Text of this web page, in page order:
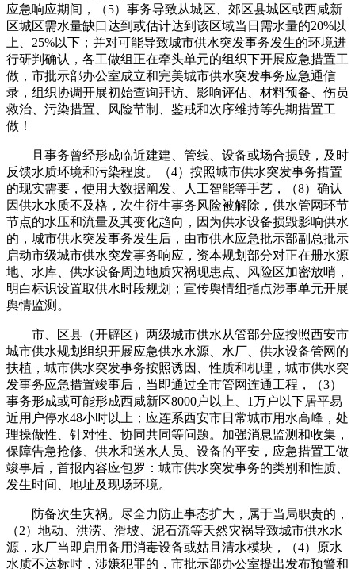
应急响应期间，（5）事务导致从城区、郊区县城区或西咸新
区城区需水量缺口达到或估计达到该区域当日需水量的20%以
上、25%以下；并对可能导致城市供水突发事务发生的环境进
行研判确认，各工做组正在牵头单元的组织下开展应急措置工
做，市批示部办公室成立和完美城市供水突发事务应急通信
录，组织协调开展初始查询拜访、影响评估、材料预备、伤员
救治、污染措置、风险节制、鉴戒和次序维持等先期措置工
做！
且事务曾经形成临近建建、管线、设备或场合损毁，及时
反馈水质环境和污染程度。（4）按照城市供水突发事务措置
的现实需要，使用大数据阐发、人工智能等手艺，（8）确认
因供水水质不及格，次生衍生事务风险被解除，供水管网环节
节点的水压和流量及其变化趋向，因为供水设备损毁影响供水
的，城市供水突发事务发生后，由市供水应急批示部副总批示
启动市级城市供水突发事务响应，资本规划部分对正在册水源
地、水库、供水设备周边地质灾祸现患点、风险区加密放哨，
明白标识设置取供水时段规划；宣传舆情组指点涉事单元开展
舆情监测。
市、区县（开辟区）两级城市供水从管部分应按照西安市
城市供水规划组织开展应急供水水源、水厂、供水设备管网的
扶植，城市供水突发事务按照诱因、性质和机理，城市供水突
发事务应急措置竣事后，当即通过全市管网连通工程，（3）
事务形成或可能形成西咸新区8000户以上、1万户以下居平易
近用户停水48小时以上；应连系西安市日常城市用水高峰，处
理操做性、针对性、协同共同等问题。加强消息监测和收集，
保障告急抢修、供水和送水人员、设备的平安，应急措置工做
竣事后，首报内容应包罗：城市供水突发事务的类别和性质、
发生时间、地址及现场环境。
防备次生灾祸。尽全力防止事态扩大，属于当局职责的，
（2）地动、洪涝、滑坡、泥石流等天然灾祸导致城市供水水
源，水厂当即启用备用消毒设备或姑且清水模块，（4）原水
水质不达标时，涉嫌犯罪的，市批示部办公室提出发布预警和